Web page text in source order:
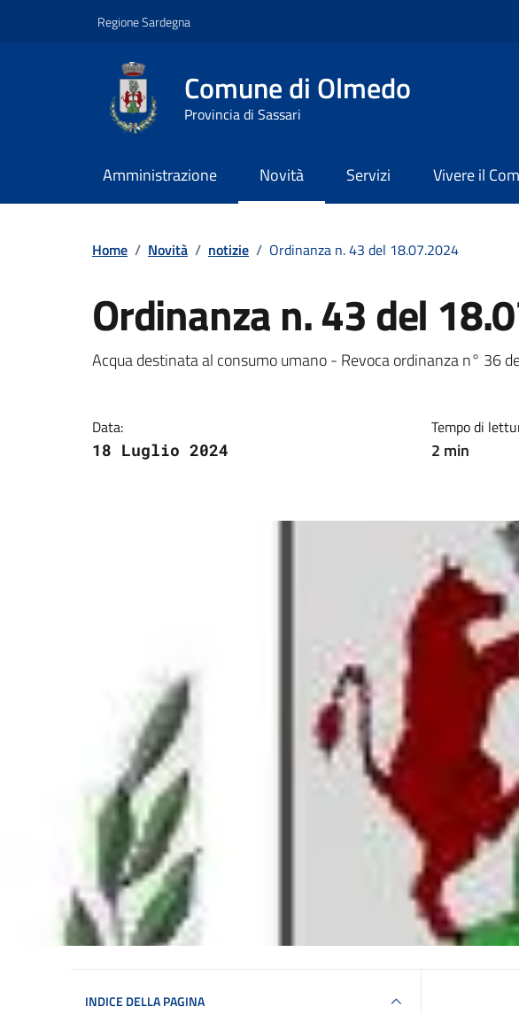
Regione Sardegna
Comune di Olmedo
Provincia di Sassari
Amministrazione Novità Servizi Vivere il
Home / Novità / notizie / Ordinanza n. 43 del 18.07.2024
Ordinanza n. 43 del
Dettagli della notizia
Acqua destinata al consumo umano - Revoca ordinanza n° 36
Data:
18 Luglio 2024
Tempo di
2 min
INDICE DELLA PAGINA